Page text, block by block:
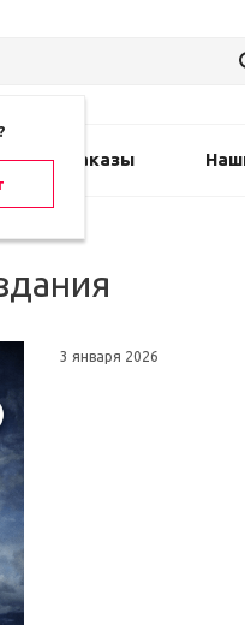
Предзаказы
3 января 2026